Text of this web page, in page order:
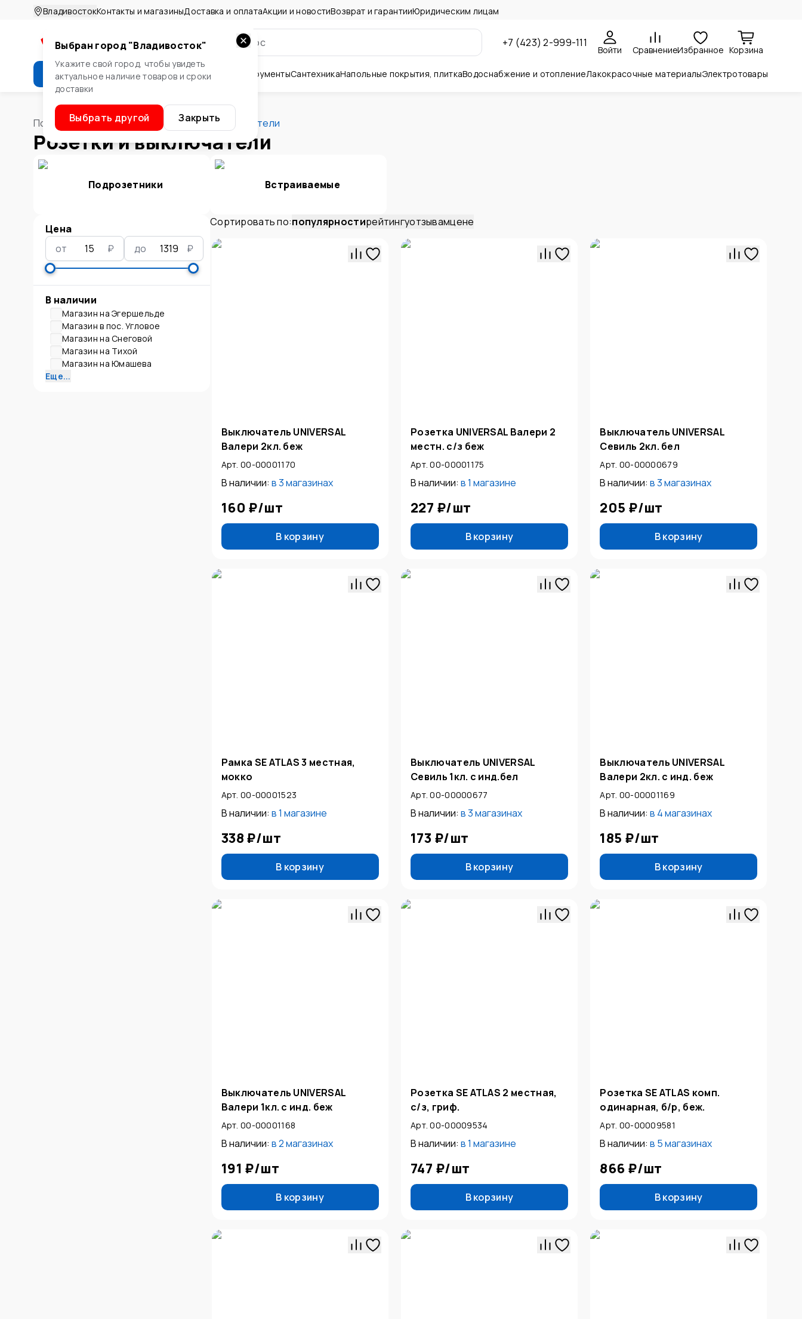
ВладивостокКонтакты и магазиныДоставка и оплатаАкции и новостиВозврат и гарантииЮридическим лицам
+7 (423) 2-999-111
Войти СравнениеИзбранное Корзина
Каталог Стройматериалы ИнструментыСантехникаНапольные покрытия, плиткаВодоснабжение и отоплениеЛакокрасочные материалыЭлектротовары
Выбран город "Владивосток"
Укажите свой город, чтобы увидеть
актуальное наличие товаров и сроки
доставки
Выбрать другой Закрыть
Помощник/Электротовары Розетки и выключатели
Розетки и выключатели
Подрозетники Встраиваемые
Цена
от
₽ до ₽
В наличии
Магазин на Эгершельде
Магазин в пос. Угловое
Магазин на Снеговой
Магазин на Тихой
Магазин на Юмашева
Еще...
Сортировать по:популярностирейтингуотзывамцене
Выключатель UNIVERSAL
Валери 2кл. беж
Арт. 00-00001170
В наличии: в3 магазинах
160 ₽/шт
В корзину
Розетка UNIVERSAL Валери 2
местн. с/з беж
Арт. 00-00001175
В наличии: в1 магазине
227 ₽/шт
В корзину
Выключатель UNIVERSAL
Севиль 2кл. бел
Арт. 00-00000679
В наличии: в3 магазинах
205 ₽/шт
В корзину
Рамка SE ATLAS 3 местная,
мокко
Арт. 00-00001523
В наличии: в1 магазине
338 ₽/шт
В корзину
Выключатель UNIVERSAL
Севиль 1кл. с инд.бел
Арт. 00-00000677
В наличии: в3 магазинах
173 ₽/шт
В корзину
Выключатель UNIVERSAL
Валери 2кл. с инд. беж
Арт. 00-00001169
В наличии: в 4 магазинах
185 ₽/шт
В корзину
Выключатель UNIVERSAL
Валери 1кл. с инд. беж
Арт. 00-00001168
В наличии: в2 магазинах
191 ₽/шт
В корзину
Розетка SE ATLAS 2 местная,
с/з, гриф.
Арт. 00-00009534
В наличии: в1 магазине
747 ₽/шт
В корзину
Розетка SE ATLAS комп.
одинарная, б/р, беж.
Арт. 00-00009581
В наличии: в 5 магазинах
866 ₽/шт
В корзину